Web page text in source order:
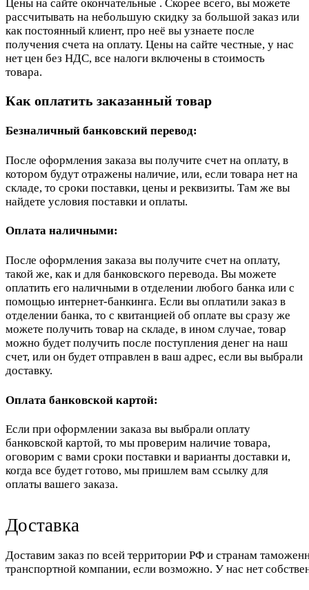
Цены на сайте окончательные . Скорее всего, вы можете
рассчитывать на небольшую скидку за большой заказ или
как постоянный клиент, про неё вы узнаете после
получения счета на оплату. Цены на сайте честные, у нас
нет цен без НДС, все налоги включены в стоимость
товара.
Как оплатить заказанный товар
Безналичный банковский перевод:
После оформления заказа вы получите счет на оплату, в
котором будут отражены наличие, или, если товара нет на
складе, то сроки поставки, цены и реквизиты. Там же вы
найдете условия поставки и оплаты.
Оплата наличными:
После оформления заказа вы получите счет на оплату,
такой же, как и для банковского перевода. Вы можете
оплатить его наличными в отделении любого банка или с
помощью интернет-банкинга. Если вы оплатили заказ в
отделении банка, то с квитанцией об оплате вы сразу же
можете получить товар на складе, в ином случае, товар
можно будет получить после поступления денег на наш
счет, или он будет отправлен в ваш адрес, если вы выбрали
доставку.
Оплата банковской картой:
Если при оформлении заказа вы выбрали оплату
банковской картой, то мы проверим наличие товара,
оговорим с вами сроки поставки и варианты доставки и,
когда все будет готово, мы пришлем вам ссылку для
оплаты вашего заказа.
Доставка
Доставим заказ по всей территории РФ и странам
транспортной компании, если возможно. У нас нет